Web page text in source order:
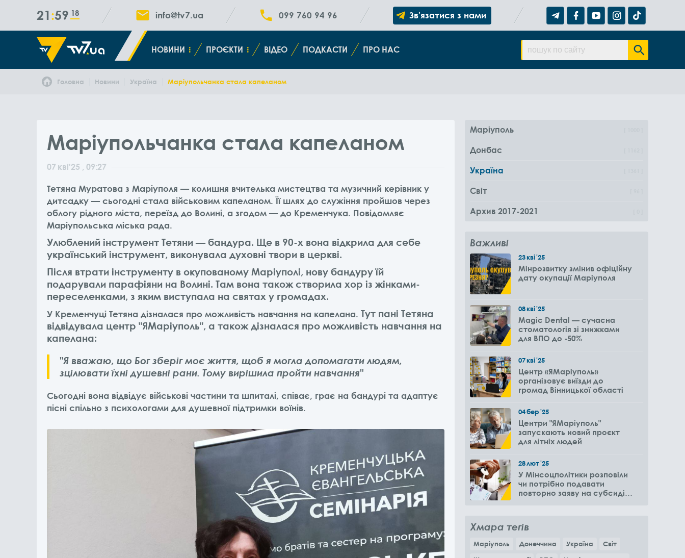
21 59 18 info@tv7.ua 099 760 94 96 Зв'язатися з нами
НОВИНИ ПРОЄКТИ ВІДЕО ПОДКАСТИ ПРО НАС
Головна Новини Україна Маріупольчанка стала капеланом
Маріупольчанка стала капеланом
07 кві'25 , 09:27
Тетяна Муратова з Маріуполя — колишня вчителька мистецтва та музичний керівник у
дитсадку — сьогодні стала військовим капеланом. Її шлях до служіння пройшов через
облогу рідного міста, переїзд до Волині, а згодом — до Кременчука. Повідомляє
Маріупольська міська рада.
Улюблений інструмент Тетяни — бандура. Ще в 90-х вона відкрила для себе
український інструмент, виконувала духовні твори в церкві.
Після втрати інструменту в окупованому Маріуполі, нову бандуру їй
подарували парафіяни на Волині. Там вона також створила хор із жінками-
переселенками, з яким виступала на святах у громадах.
У Кременчуці Тетяна дізналася про можливість навчання на капелана. Тут пані Тетяна
відвідувала центр "ЯМаріуполь", а також дізналася про можливість навчання на
капелана:
"Я вважаю, що Бог зберіг моє життя, щоб я могла допомагати людям,
зцілювати їхні душевні рани. Тому вирішила пройти навчання"
Сьогодні вона відвідує військові частини та шпиталі, співає, грає на бандурі та адаптує
пісні спільно з психологами для душевної підтримки воїнів.
Маріуполь
Донбас
Україна
Світ
Архив 2017-2021
Важливі
23кві'25
Мінрозвитку змінив офіційну
дату окупації Маріуполя
08кві'25
Magic Dental — сучасна
стоматологія зі знижками
для ВПО до -50%
07кві'25
Центр «ЯМаріуполь»
організовує виїзди до
громад Вінницької області
04бер'25
Центри "ЯМаріуполь"
запускають новий проєкт
для літніх людей
28лют'25
У Мінсоцполітики розповіли
чи потрібно подавати
повторно заяву на субсидію
Хмара тегів
Маріуполь Донеччина Україна
Світ